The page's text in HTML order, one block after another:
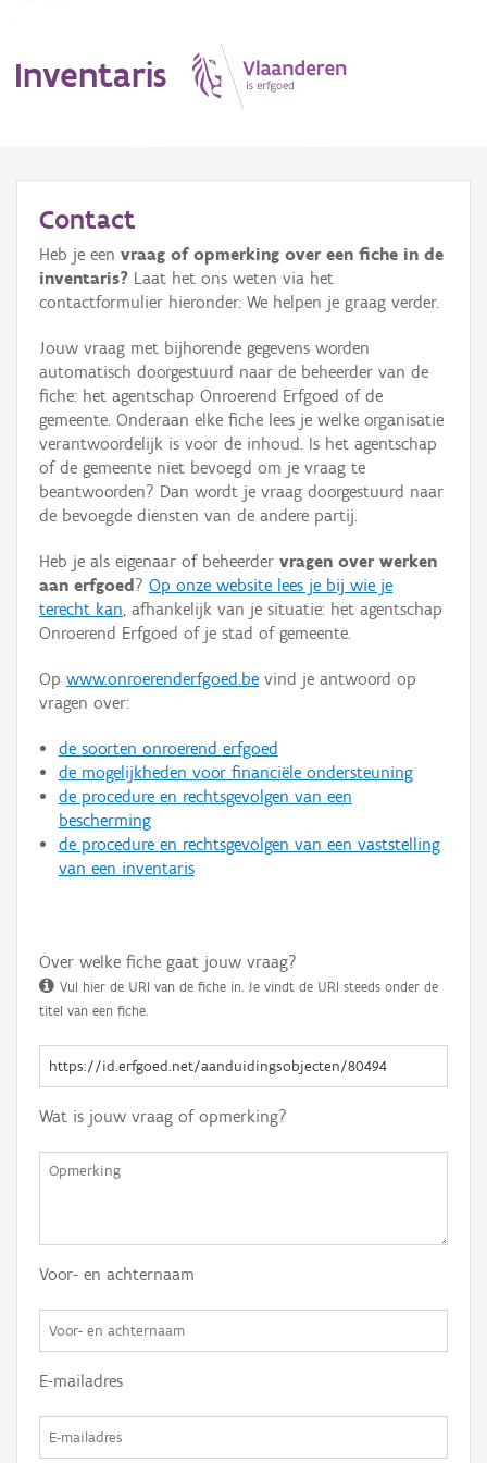
Inventaris
Erfgoedobject
Aanduidingsobject
Waarneming
Thema
Gebeurtenis
Persoon of collectief
Hergebruik
Aanmelden
Contact
Heb je een vraag of opmerking over een fiche in de
inventaris? Laat het ons weten via het
contactformulier hieronder. We helpen je graag verder.
Jouw vraag met bijhorende gegevens worden
automatisch doorgestuurd naar de beheerder van de
fiche: het agentschap Onroerend Erfgoed of de
gemeente. Onderaan elke fiche lees je welke organisatie
verantwoordelijk is voor de inhoud. Is het agentschap
of de gemeente niet bevoegd om je vraag te
beantwoorden? Dan wordt je vraag doorgestuurd naar
de bevoegde diensten van de andere partij.
Heb je als eigenaar of beheerder vragen over werken
aan erfgoed ? Op onze website lees je bij wie je
terecht kan, afhankelijk van je situatie: het agentschap
Onroerend Erfgoed of je stad of gemeente.
Op www.onroerenderfgoed.be vind je antwoord op
vragen over:
de soorten onroerend erfgoed
de mogelijkheden voor financiële ondersteuning
de procedure en rechtsgevolgen van een
bescherming
de procedure en rechtsgevolgen van een vaststelling
van een inventaris
Over welke fiche gaat jouw vraag?
Vul hier de URI van de fiche in. Je vindt de URI steeds onder de
titel van een fiche.
Wat is jouw vraag of opmerking?
Voor- en achternaam
E-mailadres